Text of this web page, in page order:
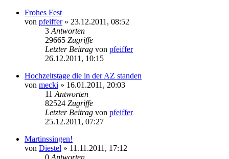
Frohes Fest
von pfeiffer» 23.12.2011, 08:52
3 Antworten
29665 Zugriffe
Letzter Beitrag von pfeiffer
26.12.2011, 10:15
Hochzeitstage die in der AZ standen
von mecki » 16.01.2011, 20:03
11 Antworten
82524 Zugriffe
Letzter Beitrag von pfeiffer
25.12.2011, 07:27
Martinssingen!
von Diestel » 11.11.2011, 17:12
0 Antworten